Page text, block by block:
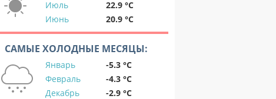
Июль
22.9 °C
Июнь
20.9 °C
САМЫЕ ХОЛОДНЫЕ МЕСЯЦЫ:
Январь
-5.3 °C
Февраль
-4.3 °C
Декабрь
-2.9 °C